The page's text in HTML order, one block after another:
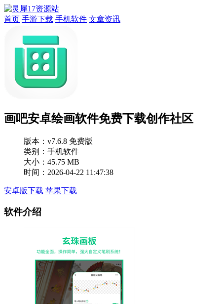
首页 手游下载 手机软件 文章资讯
画吧安卓绘画软件免费下载创作社区
版本： v7.6.8 免费版
类别：手机软件
大小：45.75 MB
时间：2026-04-22 11:47:38
安卓版下载 苹果下载
软件介绍